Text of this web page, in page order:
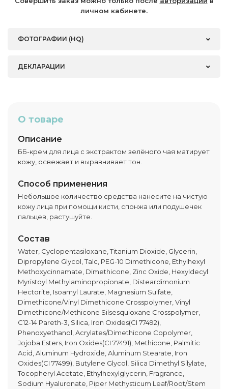
личном кабинете.
ФОТОГРАФИИ (HQ)
ДЕКЛАРАЦИИ
О товаре
Описание
ББ-крем для лица с экстрактом зелёного чая матирует
кожу, освежает и выравнивает тон.
Способ применения
Небольшое количество средства нанесите на чистую
кожу лица при помощи кисти, спонжа или подушечек
пальцев, растушуйте.
Состав
Water, Cyclopentasiloxane, Titanium Dioxide, Glycerin,
Dipropylene Glycol, Talc, PEG-10 Dimethicone, Ethylhexyl
Methoxycinnamate, Dimethicone, Zinc Oxide, Hexyldecyl
Myristoyl Methylaminopropionate, Disteardimonium
Hectorite, Isoamyl Laurate, Magnesium Sulfate,
Dimethicone/Vinyl Dimethicone Crosspolymer, Vinyl
Dimethicone/Methicone Silsesquioxane Crosspolymer,
C12-14 Pareth-3, Silica, Iron Oxides(CI 77492),
Phenoxyethanol, Acrylates/Dimethicone Copolymer,
Jojoba Esters, Iron Oxides(CI 77491), Methicone, Palmitic
Acid, Aluminum Hydroxide, Aluminum Stearate, Iron
Oxides(CI 77499), Butylene Glycol, Silica Dimethyl Silylate,
Tocopheryl Acetate, Ethylhexylglycerin, Fragrance,
Sodium Hyaluronate, Piper Methysticum Leaf/Root/Stem